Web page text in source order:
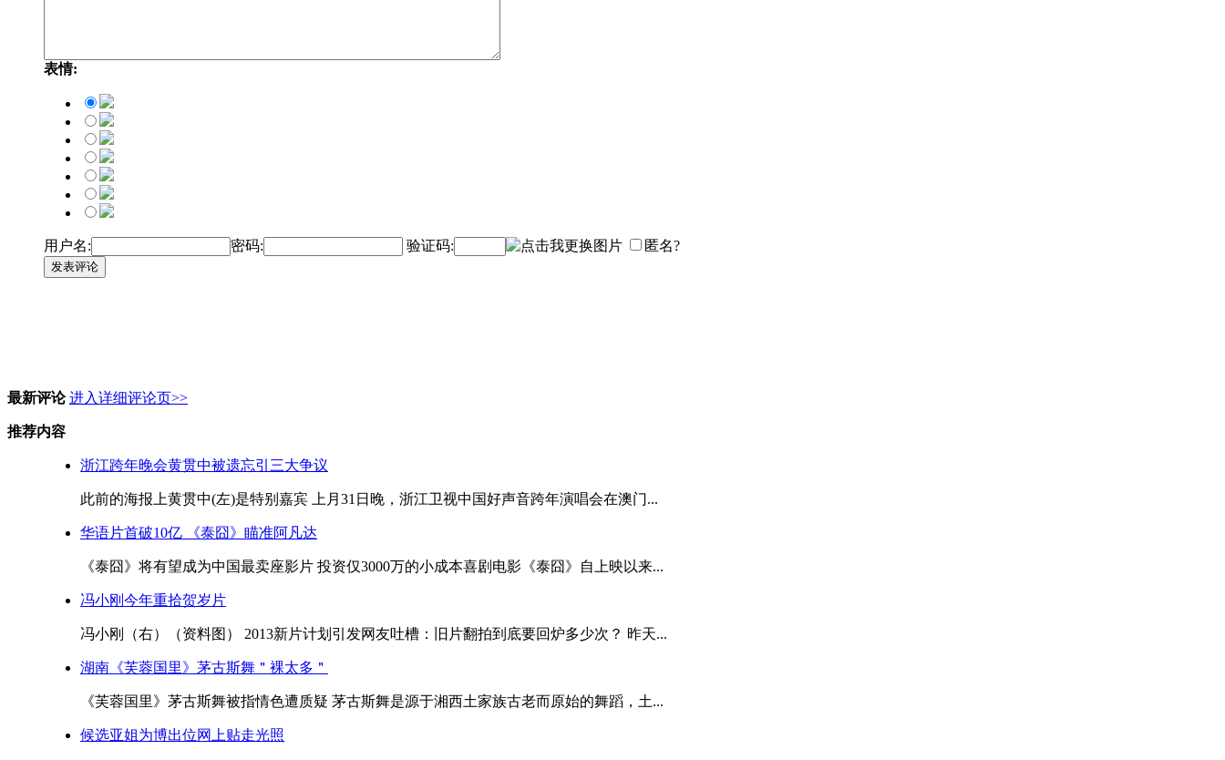
表情:
用户名: 密码: 验证码: 匿名?
发表评论
最新评论 进入详细评论页>>
推荐内容
浙江跨年晚会黄贯中被遗忘引三大争议
此前的海报上黄贯中(左)是特别嘉宾 上月31日晚，浙江卫视中国好声音跨年演唱会在澳门...
华语片首破10亿 《泰囧》瞄准阿凡达
《泰囧》将有望成为中国最卖座影片 投资仅3000万的小成本喜剧电影《泰囧》自上映以来...
冯小刚今年重拾贺岁片
冯小刚（右）（资料图） 2013新片计划引发网友吐槽：旧片翻拍到底要回炉多少次？ 昨天...
湖南《芙蓉国里》茅古斯舞＂裸太多＂
《芙蓉国里》茅古斯舞被指情色遭质疑 茅古斯舞是源于湘西土家族古老而原始的舞蹈，土...
候选亚姐为博出位网上贴走光照